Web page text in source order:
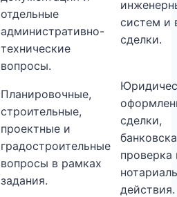
отдельные
административно-
технические
вопросы.
систем и
сделки.
Планировочные,
строительные,
проектные и
градостроительные
вопросы в рамках
задания.
сделки,
проверка
действия.